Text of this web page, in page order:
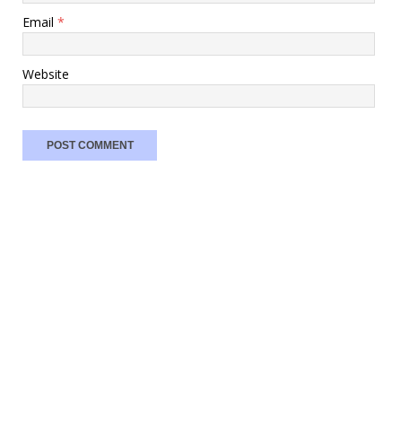
Email *
Website